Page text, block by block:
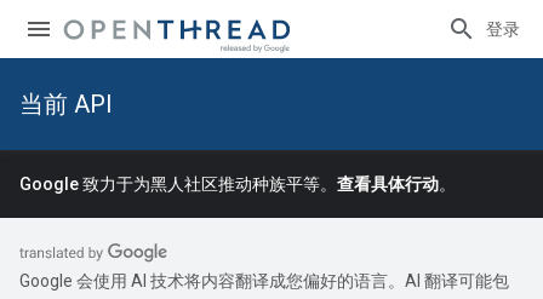
登录
当前 API
Google 致力于为黑人社区推动种族平等。 查看具体行动。
Google 会使用 AI 技术将内容翻译成您偏好的语言。AI 翻译可能包